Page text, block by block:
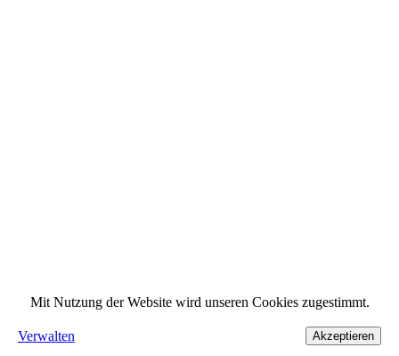
Mit Nutzung der Website wird unseren Cookies zugestimmt.
Verwalten Akzeptieren